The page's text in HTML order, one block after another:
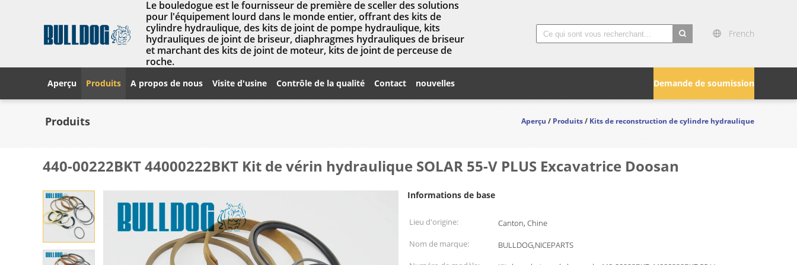
Le bouledogue est le fournisseur de première de sceller des solutions
pour l'équipement lourd dans le monde entier, offrant des kits de
cylindre hydraulique, des kits de joint de pompe hydraulique, kits
hydrauliques de joint de briseur, diaphragmes hydrauliques de briseur
et marchant des kits de joint de moteur, kits de joint de perceuse de
roche.
French
Demande de soumission
Aperçu Produits A propos de nous Visite d'usine Contrôle de la qualité Contact nouvelles
Produits Aperçu/Produits/Kits de reconstruction de cylindre hydraulique
440-00222BKT 44000222BKT Kit de vérin hydraulique SOLAR 55-V PLUS Excavatrice Doosan
Informations de base
Lieu d'origine:
Canton, Chine
Nom de marque:
BULLDOG,NICEPARTS